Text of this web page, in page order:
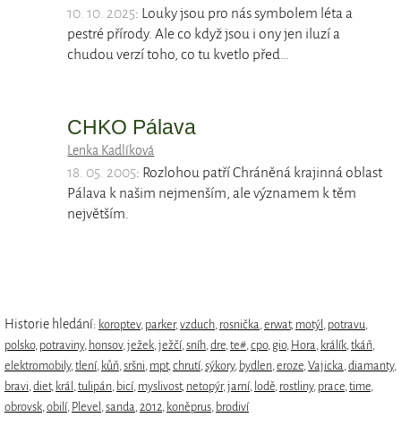
10. 10. 2025: Louky jsou pro nás symbolem léta a
pestré přírody. Ale co když jsou i ony jen iluzí a
chudou verzí toho, co tu kvetlo před…
CHKO Pálava
Lenka Kadlíková
18. 05. 2005: Rozlohou patří Chráněná krajinná oblast
Pálava k našim nejmenším, ale významem k těm
největším.
Historie hledání: koroptev, parker,vzduch, rosnička,erwat, motýl , potravu,
polsko, potraviny, honsov,ježek,ježčí,sníh,dre,te#,cpo, gio, Hora, králík,tkáň,
elektromobily,tlení, kůň,sršni, mpt,chrutí,sýkory, bydlen,eroze,Vajicka,diamanty,
bravi,diet, král ,tulipán, bicí, myslivost, netopýr,jarní, lodě, rostliny, prace,time,
obrovsk,obilí, Plevel ,sanda,2012, koněprus, brodiví